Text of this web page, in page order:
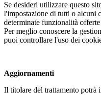
Se desideri utilizzare questo
l'impostazione di tutti o alcuni
determinate funzionalità
Per meglio conoscere la
puoi controllare l'uso dei
Aggiornamenti
Il titolare del trattamento potrà